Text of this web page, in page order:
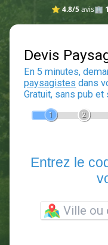
⭐ 4.8/5avis🏢
Devis
En 5 minutes,
2
Entrez